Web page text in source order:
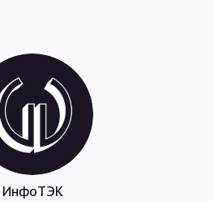
ИнфоТЭК